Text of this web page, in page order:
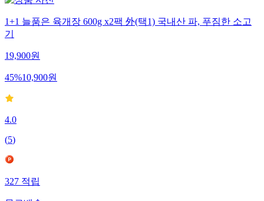
1+1 늘품은 육개장 600g x2팩 外(택1) 국내산 파, 푸짐한 소고
기
19,900원
45%10,900원
4.0
(5)
327적립